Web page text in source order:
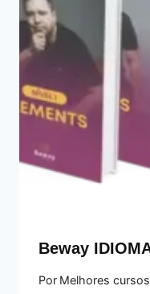
Beway
Por Melhores